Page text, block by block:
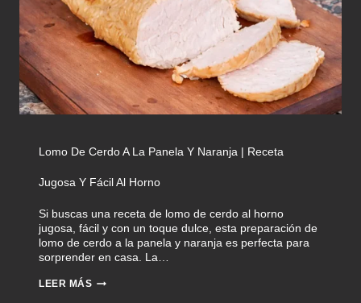
Lomo De Cerdo A La Panela Y Naranja | Receta
Jugosa Y Fácil Al Horno
Si buscas una receta de lomo de cerdo al horno
jugosa, fácil y con un toque dulce, esta preparación de
lomo de cerdo a la panela y naranja es perfecta para
sorprender en casa. La…
LEER MÁS